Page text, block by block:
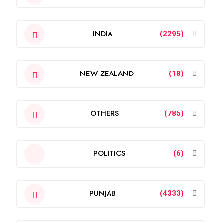
INDIA (2295)
NEW ZEALAND (18)
OTHERS (785)
POLITICS (6)
PUNJAB (4333)